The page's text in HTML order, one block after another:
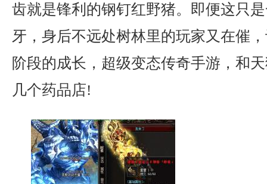
齿就是锋利的钢钉红野猪。即便这只
牙，身后不远处树林里的玩家又在催
阶段的成长，超级变态传奇手游，和
几个药品店!